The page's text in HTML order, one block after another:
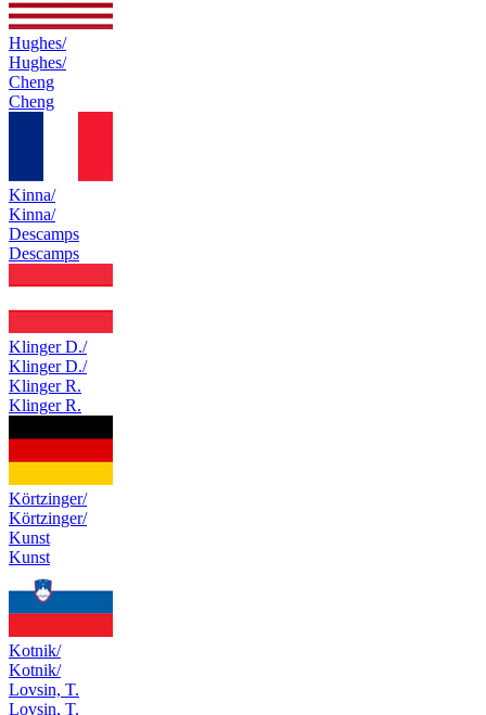
Hughes/
Hughes/
Cheng
Cheng
Kinna/
Kinna/
Descamps
Descamps
Klinger D./
Klinger D./
Klinger R.
Klinger R.
Körtzinger/
Körtzinger/
Kunst
Kunst
Kotnik/
Kotnik/
Lovsin, T.
Lovsin, T.